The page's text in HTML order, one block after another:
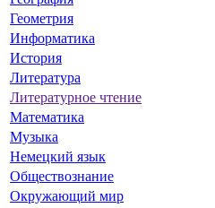
Геометрия
Информатика
История
Литература
Литературное чтение
Математика
Музыка
Немецкий язык
Обществознание
Окружающий мир